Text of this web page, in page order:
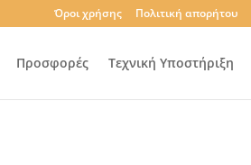
Όροι χρήσης Πολιτική απορήτου
Προσφορές Τεχνική Υποστήριξη